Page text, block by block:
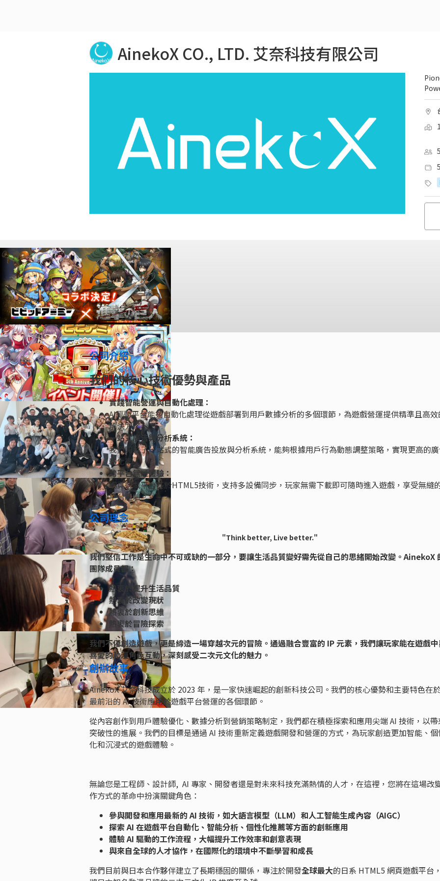
AinekoX CO., LTD. 艾奈科技有限公司
公司介紹
我們的核心技術優勢與產品
實踐智能營運與自動化處理：
AI驅動平台能夠自動化處理從遊戲部署到用戶數據分析的多個環節，為遊戲營運提供精準且高效
解決方案。
一站式廣告與分析系統：
我們開發了一站式的智能廣告投放與分析系統，能夠根據用戶行為動態調整策略，實現更高的
轉化率。
跨平台無縫體驗：
網頁遊戲平台基於HTML5技術，支持多設備同步，玩家無需下載即可隨時進入遊戲，享受無縫
平台體驗。
公司理念
"Think better, Live better."
我們堅信工作是生命中不可或缺的一部分，要讓生活品質變好需先從自己的思緒開始改變。AinekoX
團隊成員都：
熱衷於提升生活品質
熱衷於改變現狀
熱衷於創新思維
熱衷於冒險探索
我們不僅創造遊戲，更是締造一場穿越次元的冒險。通過融合豐富的 IP 元素，我們讓玩家能在遊戲
喜愛的動漫角色互動，深刻感受二次元文化的魅力。
創辦故事
AinekoX 艾奈科技成立於 2023 年，是一家快速崛起的創新科技公司。我們的核心優勢和主要特色在
最前沿的 AI 技術應用於遊戲平台營運的各個環節。
從內容創作到用戶體驗優化、數據分析到營銷策略制定，我們都在積極探索和應用尖端 AI 技術，以帶
突破性的進展。我們的目標是通過 AI 技術重新定義遊戲開發和營運的方式，為玩家創造更加智能、
化和沉浸式的遊戲體驗。
無論您是工程師、設計師, AI 專家、開發者還是對未來科技充滿熱情的人才，在這裡，您將在這場改
作方式的革命中扮演關鍵角色：
參與開發和應用最新的 AI 技術，如大語言模型（LLM）和人工智能生成內容（AIGC）
探索 AI 在遊戲平台自動化、智能分析、個性化推薦等方面的創新應用
體驗 AI 驅動的工作流程，大幅提升工作效率和創意表現
與來自全球的人才協作，在國際化的環境中不斷學習和成長
我們目前與日本合作夥伴建立了長期穩固的關係，專注於開發全球最大的日系 HTML5 網頁遊戲平台